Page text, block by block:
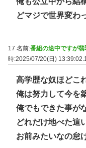
どマジで世界変わ
17 名前:番組の途中ですが
時:2025/07/20(日)
高学歴な奴ほどこ
俺は努力して今を
俺でもできた事が
どれだけ地べた這
お前みたいなの怠